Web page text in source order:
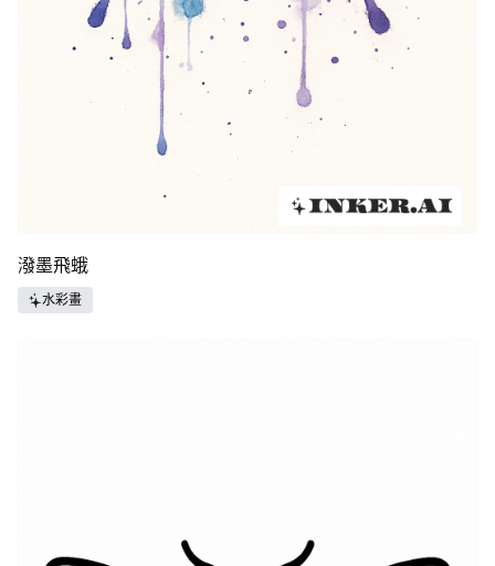
潑墨飛蛾
水彩畫